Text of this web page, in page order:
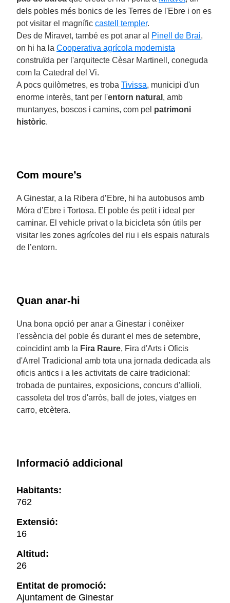
dels pobles més bonics de les Terres de l'Ebre i on es
pot visitar el magnífic castell templer.
Des de Miravet, també es pot anar al
Pinell de Brai,
on hi ha la Cooperativa agrícola modernista
construïda per l'arquitecte Cèsar Martinell, coneguda
com la Catedral del Vi.
A pocs quilòmetres, es troba Tivissa, municipi d'un
enorme interès, tant per l'entorn natural , amb
muntanyes, boscos i camins, com pel patrimoni
històric.
Com moure’s
A Ginestar, a la Ribera d’Ebre, hi ha autobusos amb
Móra d’Ebre i Tortosa. El poble és petit i ideal per
caminar. El vehicle privat o la bicicleta són útils per
visitar les zones agrícoles del riu i els espais naturals
de l’entorn.
Quan anar-hi
Una bona opció per anar a Ginestar i conèixer
l'essència del poble és durant el mes de setembre,
coincidint amb la Fira Raure, Fira d'Arts i Oficis
d'Arrel Tradicional amb tota una jornada dedicada als
oficis antics i a les activitats de caire tradicional:
trobada de puntaires, exposicions, concurs d'allioli,
cassoleta del tros d'arròs, ball de jotes, viatges en
carro, etcètera.
Informació addicional
Habitants:
762
Extensió:
16
Altitud:
26
Entitat de promoció:
Ajuntament de Ginestar